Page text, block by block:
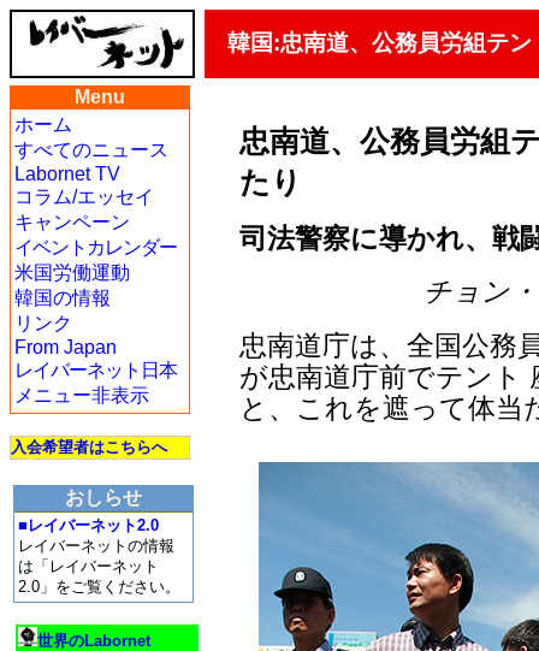
韓国:忠南道、公務員労組テ
Menu
ホーム
すべてのニュース
Labornet TV
コラム/エッセイ
キャンペーン
イベントカレンダー
米国労働運動
韓国の情報
リンク
From Japan
レイバーネット日本
メニュー非表示
入会希望者はこちらへ
おしらせ
■レイバーネット2.0
レイバーネットの情報
は「レイバーネット
2.0」をご覧ください。
世界のLabornet
忠南道、公務員労組
たり
司法警察に導かれ、戦
チョン
忠南道庁は、全国公務
が忠南道庁前でテント
と、これを遮って体当